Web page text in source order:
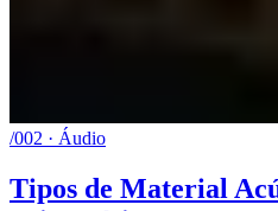
/002 · Áudio
Tipos de Material